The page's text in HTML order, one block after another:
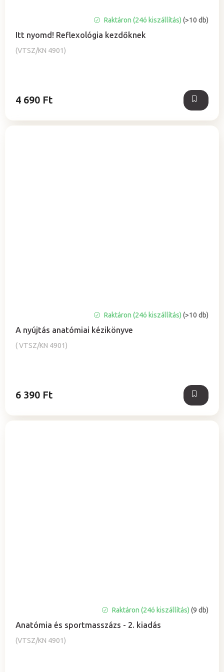
Itt nyomd! Reflexológia kezdőknek
(VTSZ/KN 4901)
Raktáron (24ó kiszállítás) (>10 db)
4 690 Ft
A nyújtás anatómiai kézikönyve
( VTSZ/KN 4901)
Raktáron (24ó kiszállítás) (>10 db)
6 390 Ft
Anatómia és sportmasszázs - 2. kiadás
(VTSZ/KN 4901)
termék
átlagos
értékelése
Raktáron (24ó kiszállítás)(9 db)